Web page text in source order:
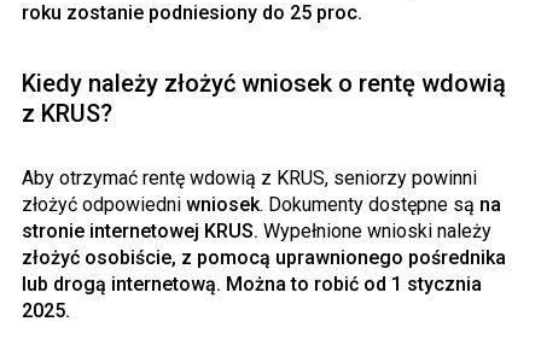
roku zostanie podniesiony do 25 proc.
Kiedy należy złożyć wniosek o rentę wdowią
z KRUS?
Aby otrzymać rentę wdowią z KRUS, seniorzy powinni
złożyć odpowiedni wniosek. Dokumenty dostępne są na
stronie internetowej KRUS. Wypełnione wnioski należy
złożyć osobiście, z pomocą uprawnionego pośrednika
lub drogą internetową. Można to robić od 1 stycznia
2025.